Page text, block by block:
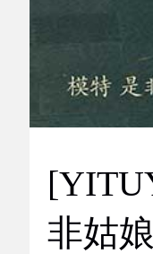
非姑